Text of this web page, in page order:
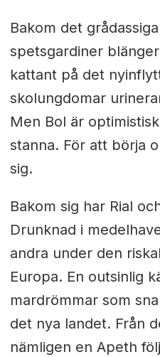
Bakom det
spetsgardiner
kattant på det
skolungdomar
Men Bol är
stanna. För att börja
sig.
Bakom sig har Rial
Drunknad i
andra under den
Europa. En outsinlig
mardrömmar som
det nya landet. Från
nämligen en Apeth